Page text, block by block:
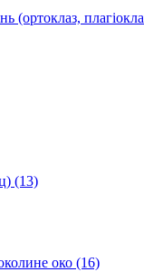
(ортоклаз,
(13)
око (16)